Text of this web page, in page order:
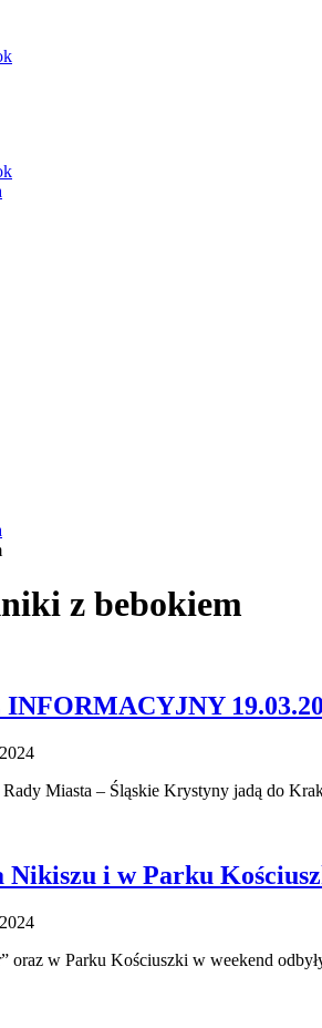
z bebokiem
Miasta – Śląskie Krystyny jadą do
Nikiszu i w Parku
oraz w Parku Kościuszki w weekend